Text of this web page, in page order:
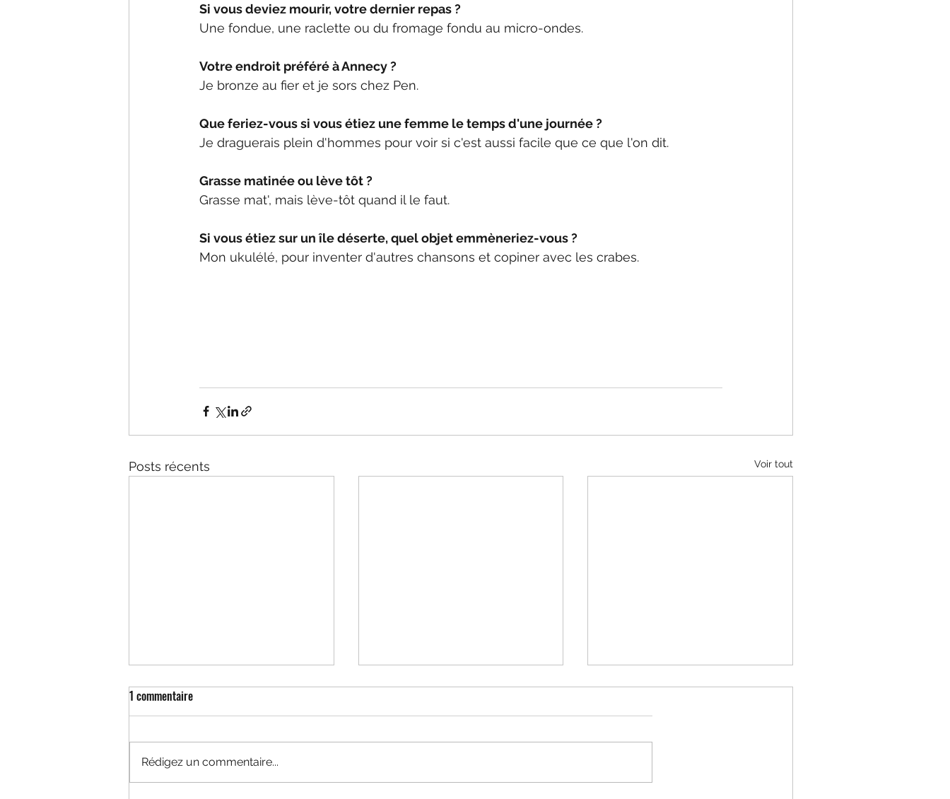
Si vous deviez mourir, votre dernier repas ?
Une fondue, une raclette ou du fromage fondu au micro-ondes.
Votre endroit préféré à Annecy ?
Je bronze au fier et je sors chez Pen.
Que feriez-vous si vous étiez une femme le temps d'une journée ?
Je draguerais plein d'hommes pour voir si c'est aussi facile que ce que l'on dit.
Grasse matinée ou lève tôt ?
Grasse mat', mais lève-tôt quand il le faut.
Si vous étiez sur un île déserte, quel objet emmèneriez-vous ?
Mon ukulélé, pour inventer d'autres chansons et copiner avec les crabes.
Posts récents Voir tout
1 commentaire
Rédigez un commentaire...